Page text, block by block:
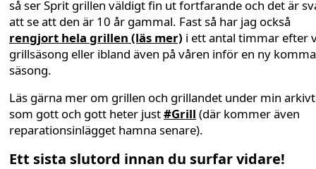
så ser Sprit grillen väldigt fin ut fortfarande och det är
att se att den är 10 år gammal. Fast så har jag också
rengjort hela grillen (läs mer) i ett antal timmar efter
grillsäsong eller ibland även på våren inför en ny
säsong.
Läs gärna mer om grillen och grillandet under min
som gott och gott heter just#Grill (där kommer även
reparationsinlägget hamna senare).
Ett sista slutord innan du surfar vidare!